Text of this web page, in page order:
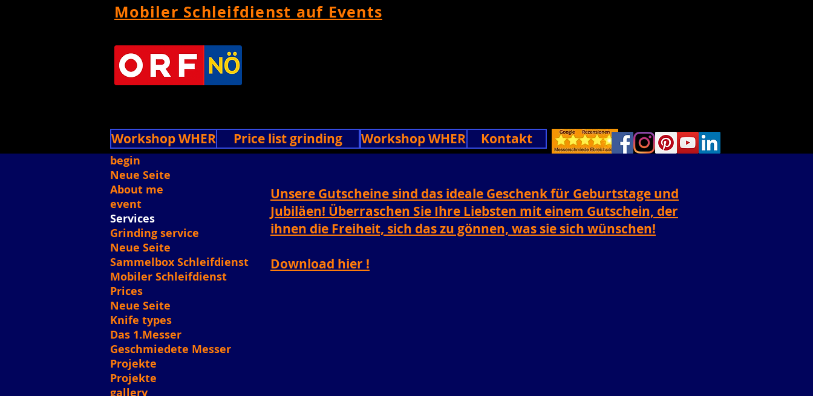
Mobiler Schleifdienst auf Events
Workshop WHERE!! Price list grinding Workshop WHERE!! Kontakt
Unsere Gutscheine sind das ideale Geschenk für Geburtstage und
Jubiläen! Überraschen Sie Ihre Liebsten mit einem Gutschein, der
ihnen die Freiheit, sich das zu gönnen, was sie sich wünschen!
Download hier !
begin
Neue Seite
About me
event
Services
Grinding service
Neue Seite
Sammelbox Schleifdienst
Mobiler Schleifdienst
Prices
Neue Seite
Knife types
Das 1.Messer
Geschmiedete Messer
Projekte
Projekte
gallery